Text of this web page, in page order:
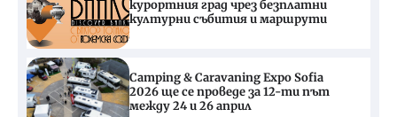
курортния град чрез безплатни
културни събития и маршрути
Camping & Caravaning Expo Sofia
2026 ще се проведе за 12-ти път
между 24 и 26 април